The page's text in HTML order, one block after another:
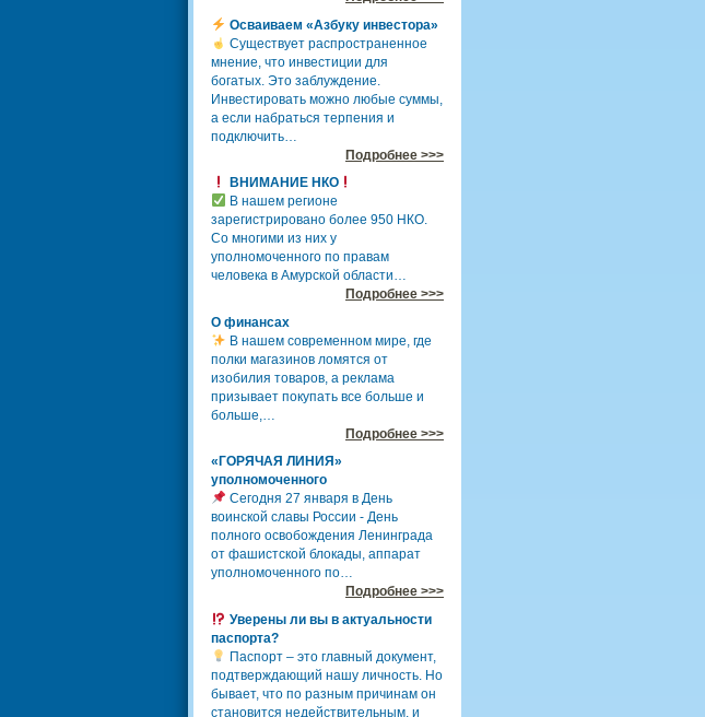
Осваиваем «Азбуку инвестора»
Существует распространенное
мнение, что инвестиции для
богатых. Это заблуждение.
Инвестировать можно любые суммы,
а если набраться терпения и
подключить…
Подробнее >>>
ВНИМАНИЕ НКО
В нашем регионе
зарегистрировано более 950 НКО.
Со многими из них у
уполномоченного по правам
человека в Амурской области…
Подробнее >>>
О финансах
В нашем современном мире, где
полки магазинов ломятся от
изобилия товаров, а реклама
призывает покупать все больше и
больше,…
Подробнее >>>
«ГОРЯЧАЯ ЛИНИЯ»
уполномоченного
Сегодня 27 января в День
воинской славы России - День
полного освобождения Ленинграда
от фашистской блокады, аппарат
уполномоченного по…
Подробнее >>>
Уверены ли вы в актуальности
паспорта?
Паспорт – это главный документ,
подтверждающий нашу личность. Но
бывает, что по разным причинам он
становится недействительным, и